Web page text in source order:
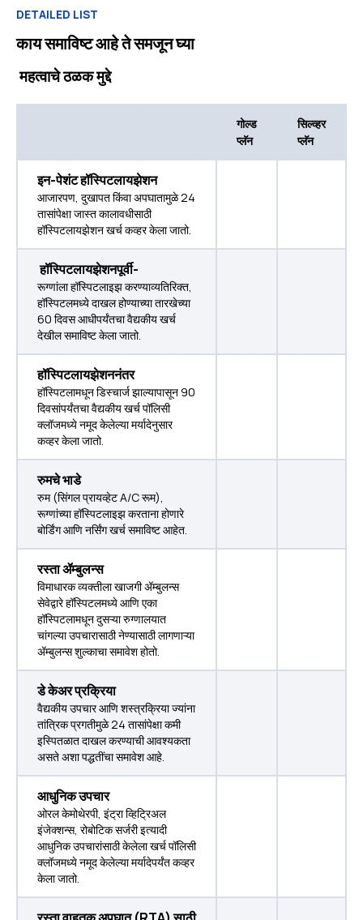
DETAILED LIST
काय समाविष्ट आहे ते समजून घ्या
महत्वाचे ठळक मुद्दे
गोल्ड
प्लॅन
सिल्व्हर
प्लॅन
इन-पेशंट हॉस्पिटलायझेशन
आजारपण, दुखापत किंवा अपघातामुळे 24
तासांपेक्षा जास्त कालावधीसाठी
हॉस्पिटलायझेशन खर्च कव्हर केला जातो.
हॉस्पिटलायझेशनपूर्वी-
रूग्णांला हॉस्पिटलाइझ करण्याव्यतिरिक्त,
हॉस्पिटलमध्ये दाखल होण्याच्या तारखेच्या
60 दिवस आधीपर्यंतचा वैद्यकीय खर्च
देखील समाविष्ट केला जातो.
हॉस्पिटलायझेशननंतर
हॉस्पिटलामधून डिस्चार्ज झाल्यापासून 90
दिवसांपर्यंतचा वैद्यकीय खर्च पॉलिसी
क्लॉजमध्ये नमूद केलेल्या मर्यादेनुसार
कव्हर केला जातो.
रुमचे भाडे
रुम (सिंगल प्रायव्हेट A/C रूम),
रूग्णांच्या हॉस्पिटलाइझ करताना होणारे
बोर्डिंग आणि नर्सिंग खर्च समाविष्ट आहेत.
रस्ता ॲम्बुलन्स
विमाधारक व्यक्तीला खाजगी ॲम्बुलन्स
सेवेद्वारे हॉस्पिटलमध्ये आणि एका
हॉस्पिटलामधून दुसऱ्या रुग्णालयात
चांगल्या उपचारासाठी नेण्यासाठी लागणाऱ्या
ॲम्बुलन्स शुल्काचा समावेश होतो.
डे केअर प्रक्रिया
वैद्यकीय उपचार आणि शस्त्रक्रिया ज्यांना
तांत्रिक प्रगतीमुळे 24 तासांपेक्षा कमी
इस्पितळात दाखल करण्याची आवश्यकता
असते अशा पद्धतींचा समावेश आहे.
आधुनिक उपचार
ओरल केमोथेरपी, इंट्रा व्हिट्रिअल
इंजेक्शन्स, रोबोटिक सर्जरी इत्यादी
आधुनिक उपचारांसाठी केलेला खर्च पॉलिसी
क्लॉजमध्ये नमूद केलेल्या मर्यादेपर्यंत कव्हर
केला जातो.